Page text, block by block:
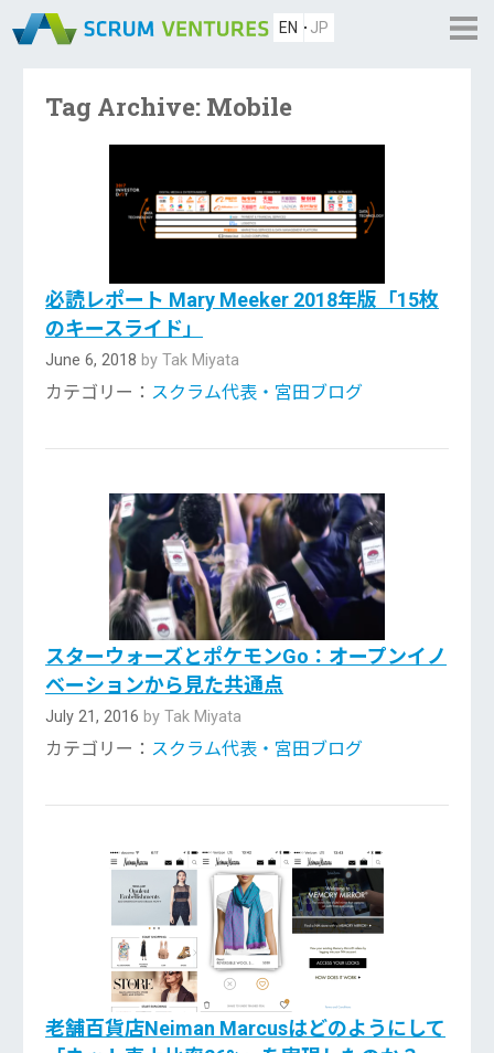
EN JP
Tag Archive: Mobile
必読レポート Mary Meeker 2018年版「15枚
のキースライド」
June 6, 2018 by Tak Miyata
カテゴリー： スクラム代表・宮田ブログ
スターウォーズとポケモンGo：オープンイノ
ベーションから見た共通点
July 21, 2016 by Tak Miyata
カテゴリー： スクラム代表・宮田ブログ
老舗百貨店Neiman Marcusはどのようにして